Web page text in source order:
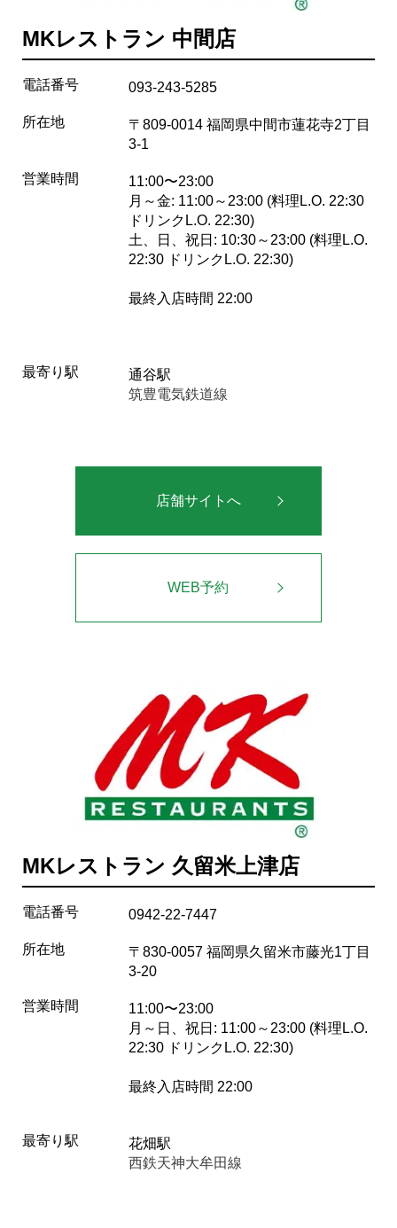
MKレストラン 中間店
電話番号 093-243-5285
所在地
〒809-0014 福岡県中間市蓮花寺2丁目
3-1
営業時間
11:00〜23:00
月～金: 11:00～23:00 (料理L.O. 22:30
ドリンクL.O. 22:30)
土、日、祝日: 10:30～23:00 (料理L.O.
22:30 ドリンクL.O. 22:30)
最終入店時間 22:00
最寄り駅
通谷駅
筑豊電気鉄道線
店舗サイトへ
WEB予約
MKレストラン 久留米上津店
電話番号 0942-22-7447
所在地
〒830-0057 福岡県久留米市藤光1丁目
3-20
営業時間
11:00〜23:00
月～日、祝日: 11:00～23:00 (料理L.O.
22:30 ドリンクL.O. 22:30)
最終入店時間 22:00
最寄り駅
花畑駅
西鉄天神大牟田線